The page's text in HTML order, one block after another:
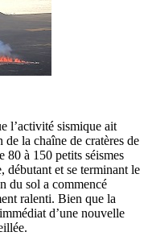
l’activité sismique ait
la chaîne de cratères de
80 à 150 petits séismes
débutant et se terminant le
du sol a commencé
ralenti. Bien que la
d’une nouvelle